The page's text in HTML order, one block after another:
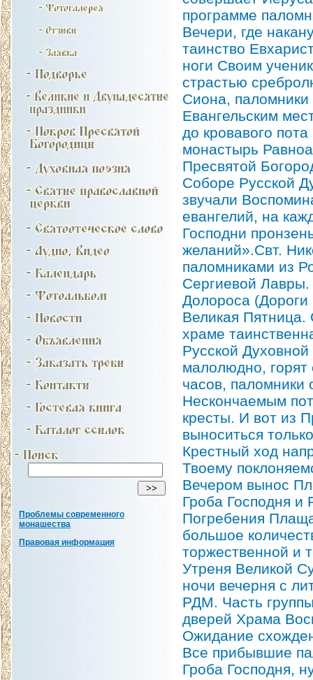
Проблемы современного
монашества
Правовая информация
программе
Вечери, где
таинство
ноги Своим
страстью
Сиона,
Евангельским
до кровавого
монастырь
Пресвятой
Соборе Русской
звучали
евангелий, на
Господни
желаний».Свт.
паломниками из
Сергиевой
Долороса (Дороги
Великая
храме
Русской
малолюдно, горят
часов, паломники
Нескончаемым
кресты. И вот из
выноситься
Крестный ход
Твоему
Вечером вынос
Гроба Господня
Погребения
большое
торжественной и
Утреня Великой
ночи вечерня с
РДМ. Часть
дверей Храма
Ожидание
Все прибывшие
Гроба Господня,